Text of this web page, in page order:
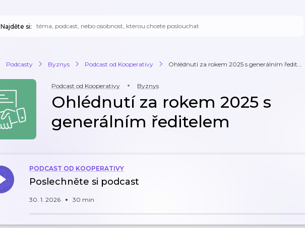
Najděte si:
Podcasty Byznys Podcast od Kooperativy Ohlédnutí za rokem 2025 s generálním ředit...
Podcast od Kooperativy Byznys
Ohlédnutí za rokem 2025 s
generálním ředitelem
PODCAST OD KOOPERATIVY
Poslechněte si podcast
30. 1. 2026 30 min